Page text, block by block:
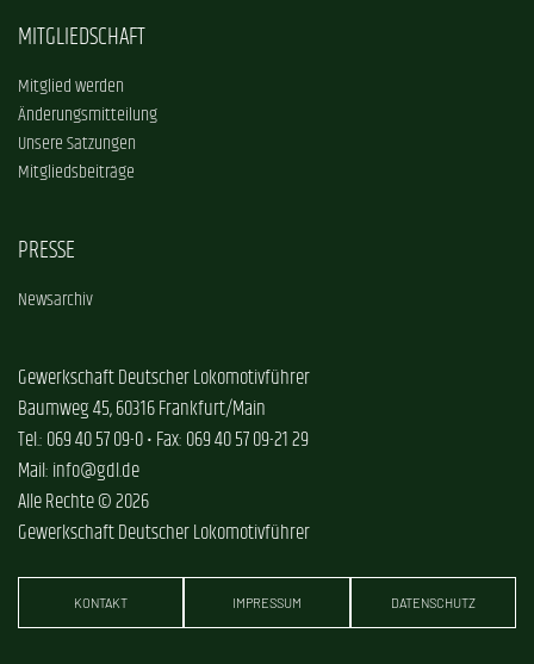
MITGLIEDSCHAFT
Mitglied werden
Änderungsmitteilung
Unsere Satzungen
Mitgliedsbeiträge
PRESSE
Newsarchiv
Gewerkschaft Deutscher Lokomotivführer
Baumweg 45, 60316 Frankfurt/Main
Tel.: 069 40 57 09-0 • Fax: 069 40 57 09-21 29
Mail: info@gdl.de
Alle Rechte © 2026
Gewerkschaft Deutscher Lokomotivführer
KONTAKT IMPRESSUM DATENSCHUTZ